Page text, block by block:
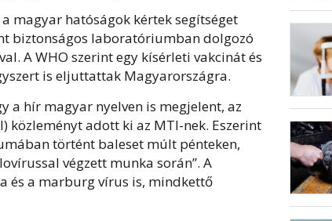
magyar hatóságok kértek segítséget
biztonságos laboratóriumban dolgozó
A WHO szerint egy kísérleti vakcinát és
is eljuttattak Magyarországra.
a hír magyar nyelven is megjelent, az
közleményt adott ki az MTI-nek. Eszerint
történt baleset múlt pénteken,
végzett munka során”. A
és a marburg vírus is, mindkettő